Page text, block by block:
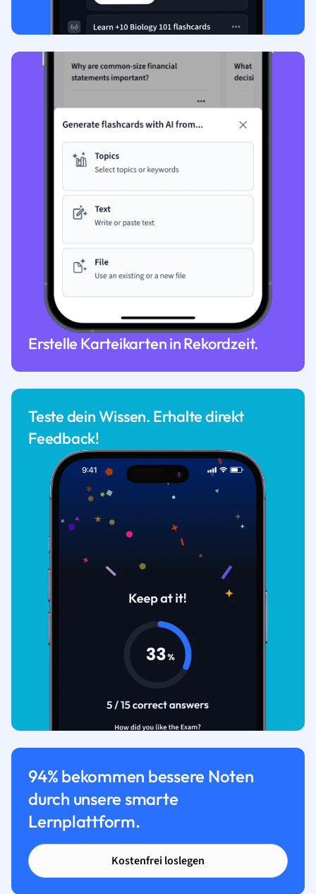
Erstelle Karteikarten in Rekordzeit.
Teste dein Wissen. Erhalte direkt
Feedback!
94% bekommen bessere Noten
durch unsere smarte
Lernplattform.
Kostenfrei loslegen